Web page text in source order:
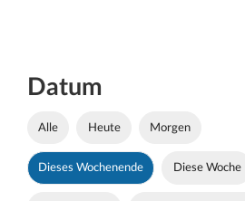
Datum
Alle Heute Morgen
Dieses Wochenende Diese Woche